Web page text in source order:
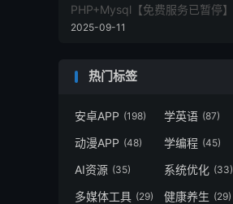
PHP+Mysql【免费服务已暂停】
2025-09-11
热门标签
安卓APP (198) 学英语 (87)
动漫APP (48) 学编程 (45)
AI资源 (35) 系统优化 (33)
多媒体工具 (29) 健康养生 (29)